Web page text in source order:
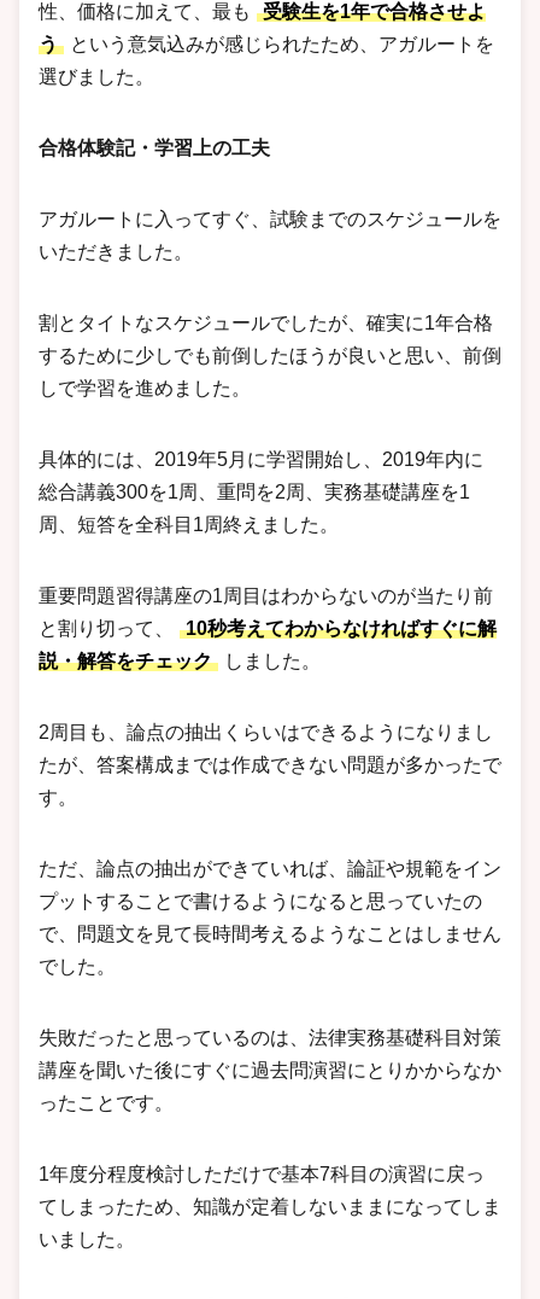
性、価格に加えて、最も
受験生を1年で合格させよ
う
という意気込みが感じられたため、アガルートを
選びました。
合格体験記・学習上の工夫
アガルートに入ってすぐ、試験までのスケジュールを
いただきました。
割とタイトなスケジュールでしたが、確実に1年合格
するために少しでも前倒したほうが良いと思い、前倒
しで学習を進めました。
具体的には、2019年5月に学習開始し、2019年内に
総合講義300を1周、重問を2周、実務基礎講座を1
周、短答を全科目1周終えました。
重要問題習得講座の1周目はわからないのが当たり前
と割り切って、
10秒考えてわからなければすぐに解
説・解答をチェック
しました。
2周目も、論点の抽出くらいはできるようになりまし
たが、答案構成までは作成できない問題が多かったで
す。
ただ、論点の抽出ができていれば、論証や規範をイン
プットすることで書けるようになると思っていたの
で、問題文を見て長時間考えるようなことはしません
でした。
失敗だったと思っているのは、法律実務基礎科目対策
講座を聞いた後にすぐに過去問演習にとりかからなか
ったことです。
1年度分程度検討しただけで基本7科目の演習に戻っ
てしまったため、知識が定着しないままになってしま
いました。